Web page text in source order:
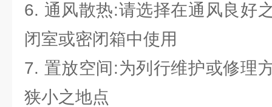
6. 通风散热:请选择在通风良好
闭室或密闭箱中使用
7. 置放空间:为列行维护或修理
狭小之地点